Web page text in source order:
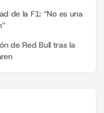
de la F1: “No es una
de Red Bull tras la